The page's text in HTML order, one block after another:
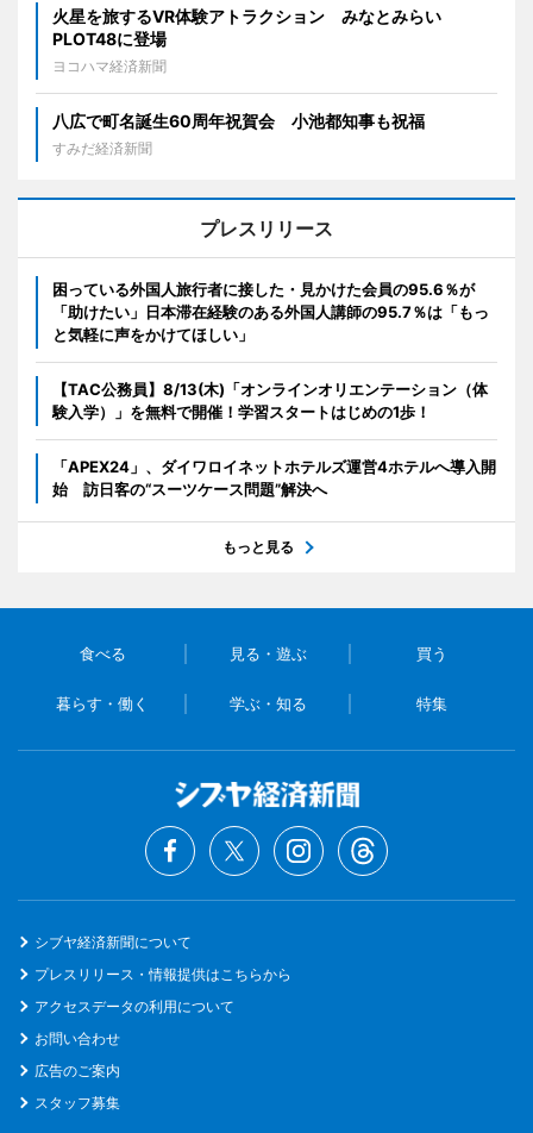
火星を旅するVR体験アトラクション みなとみらい
PLOT48に登場
ヨコハマ経済新聞
八広で町名誕生60周年祝賀会 小池都知事も祝福
すみだ経済新聞
プレスリリース
困っている外国人旅行者に接した・見かけた会員の95.6％が
「助けたい」日本滞在経験のある外国人講師の95.7％は「もっ
と気軽に声をかけてほしい」
【TAC公務員】8/13(木)「オンラインオリエンテーション（体
験入学）」を無料で開催！学習スタートはじめの1歩！
「APEX24」、ダイワロイネットホテルズ運営4ホテルへ導入開
始 訪日客の“スーツケース問題”解決へ
もっと見る
食べる 見る・遊ぶ 買う
暮らす・働く 学ぶ・知る 特集
シブヤ経済新聞について
プレスリリース・情報提供はこちらから
アクセスデータの利用について
お問い合わせ
広告のご案内
スタッフ募集